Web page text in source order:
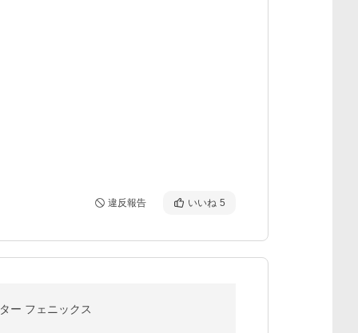
違反報告 いいね 5
ー フェニックス